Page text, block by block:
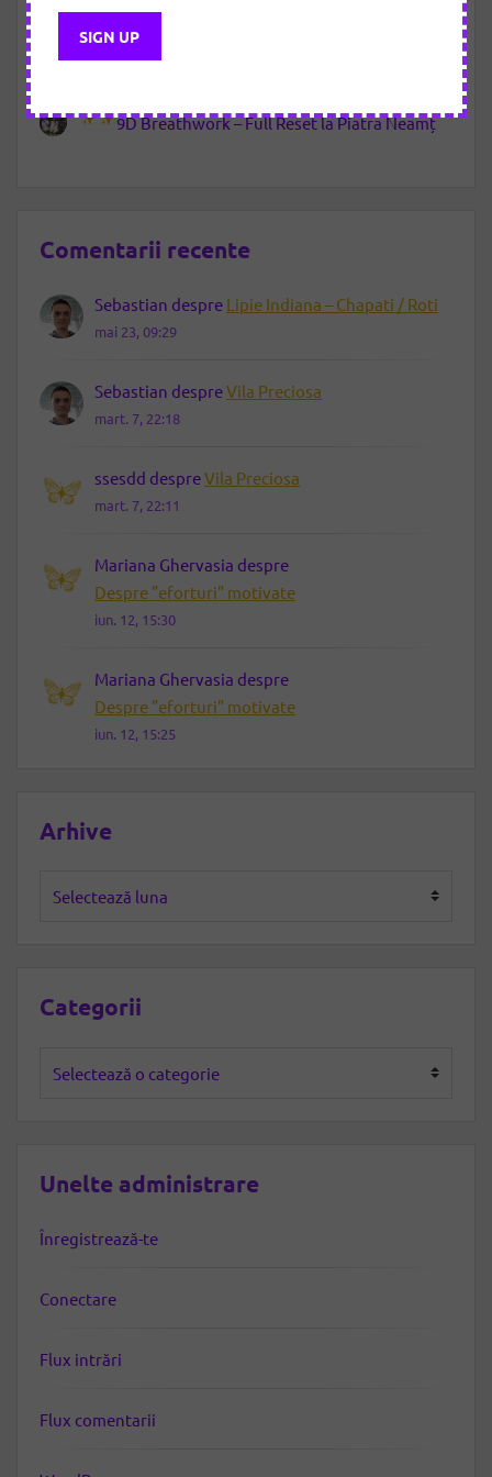
Atelierul culinar de sezon-Gusturi vegane de
toamnă
Letting Go – noua călătorie de eliberare prin 9D
9D Breathwork – Full Reset la Piatra Neamț
Comentarii recente
Sebastian despre Lipie Indiana – Chapati / Roti
mai 23, 09:29
Sebastian despreVila Preciosa
mart. 7, 22:18
ssesdd despreVila Preciosa
mart. 7, 22:11
Mariana Ghervasia despre
Despre ”eforturi” motivate
iun. 12, 15:30
Mariana Ghervasia despre
Despre ”eforturi” motivate
iun. 12, 15:25
Arhive
Categorii
Unelte administrare
Înregistrează-te
Conectare
Flux intrări
Flux comentarii